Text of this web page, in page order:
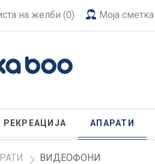
на желби (0) Моја сметка
РЕКРЕАЦИЈА АПАРАТИ
» ВИДЕОФОНИ